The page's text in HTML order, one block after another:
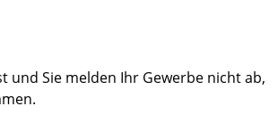
und Sie melden Ihr Gewerbe nicht ab,